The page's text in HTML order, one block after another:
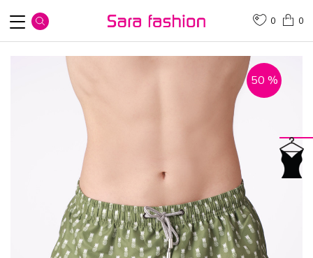
0
0
50 %